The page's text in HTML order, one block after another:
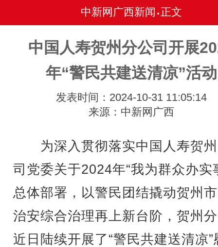
中新网广西新闻 • 正文
中国人寿贺州分公司开展
年“警民共建送清凉”活动
发表时间：2024-10-31 11:05:14
来源：中新网广西
为深入贯彻落实中国人寿贺
司党委关于2024年“我为群众办实
总体部署，以警民团结撬动贺州
治安综合治理再上新台阶，贺州
近日陆续开展了“警民共建送清凉”